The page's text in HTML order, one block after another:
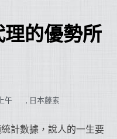
理的優勢所
午 , 日本藤素
計數據，說人的一生要